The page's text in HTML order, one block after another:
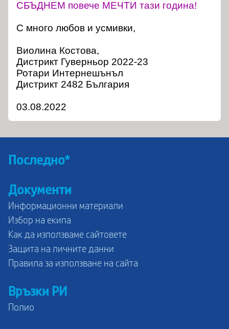
СБЪДНЕМ повече МЕЧТИ тази година!
С много любов и усмивки,
Виолина Костова,
Дистрикт Гуверньор 2022-23
Ротари Интернешънъл
Дистрикт 2482 България
03.08.2022
Последно*
Документи
Информационни материали
Избор на екипа
Как да използваме сайтовете
Защита на личните данни
Правила за използване на сайта
Връзки РИ
Полио